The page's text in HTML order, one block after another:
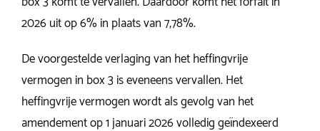
2026 uit op 6% in plaats van 7,78%.
De voorgestelde verlaging van het heffingvrije
vermogen in box 3 is eveneens vervallen. Het
heffingvrije vermogen wordt als gevolg van het
amendement op 1 januari 2026 volledig geïndexeerd